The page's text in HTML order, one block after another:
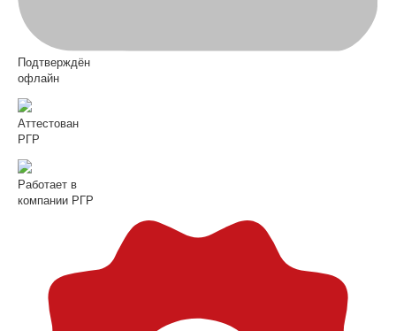
Подтверждён
офлайн
Аттестован
РГР
Работает в
компании РГР